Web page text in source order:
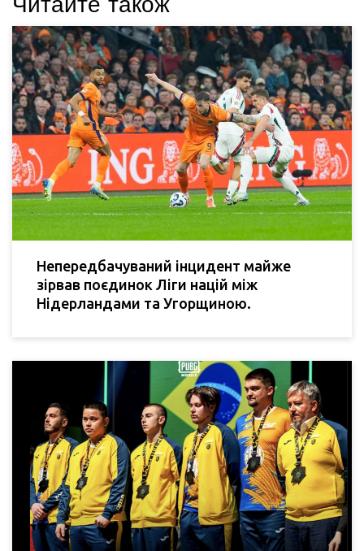
Непередбачуваний інцидент майже
зірвав поєдинок Ліги націй між
Нідерландами та Угорщиною.